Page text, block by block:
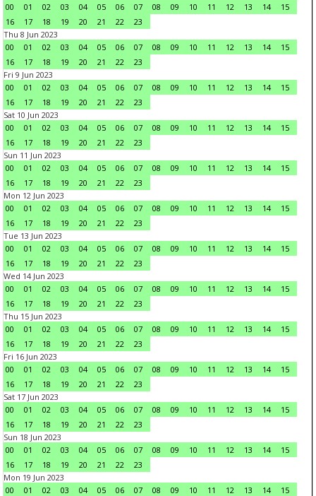
00
01 02 03 04 05 06 07 08 09 10 11 12 13 14
15
16
17 18 19 20 21 22
23
Thu 8 Jun 2023
00
01 02 03 04 05 06 07 08 09 10 11 12 13 14
15
16
17 18 19 20 21 22
23
Fri 9 Jun 2023
00
01 02 03 04 05 06 07 08 09 10 11 12 13 14
15
16
17 18 19 20 21 22
23
Sat 10 Jun 2023
00
01 02 03 04 05 06 07 08 09 10 11 12 13 14
15
16
17 18 19 20 21 22
23
Sun 11 Jun 2023
00
01 02 03 04 05 06 07 08 09 10 11 12 13 14
15
16
17 18 19 20 21 22
23
Mon 12 Jun 2023
00
01 02 03 04 05 06 07 08 09 10 11 12 13 14
15
16
17 18 19 20 21 22
23
Tue 13 Jun 2023
00
01 02 03 04 05 06 07 08 09 10 11 12 13 14
15
16
17 18 19 20 21 22
23
Wed 14 Jun 2023
00
01 02 03 04 05 06 07 08 09 10 11 12 13 14
15
16
17 18 19 20 21 22
23
Thu 15 Jun 2023
00
01 02 03 04 05 06 07 08 09 10 11 12 13 14
15
16
17 18 19 20 21 22
23
Fri 16 Jun 2023
00
01 02 03 04 05 06 07 08 09 10 11 12 13 14
15
16
17 18 19 20 21 22
23
Sat 17 Jun 2023
00
01 02 03 04 05 06 07 08 09 10 11 12 13 14
15
16
17 18 19 20 21 22
23
Sun 18 Jun 2023
00
01 02 03 04 05 06 07 08 09 10 11 12 13 14
15
16
17 18 19 20 21 22
23
Mon 19 Jun 2023
00
01 02 03 04 05 06 07 08 09 10 11 12 13 14
15